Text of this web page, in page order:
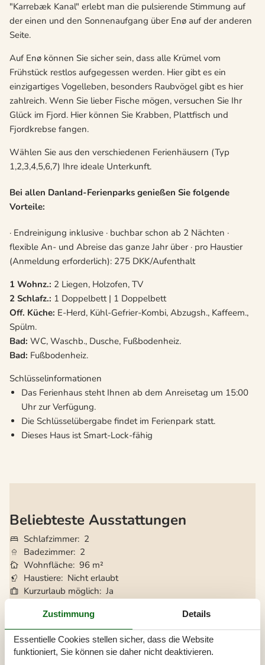
"Karrebæk Kanal" erlebt man die pulsierende Stimmung auf
der einen und den Sonnenaufgang über Enø auf der anderen
Seite.
Auf Enø können Sie sicher sein, dass alle Krümel vom
Frühstück restlos aufgegessen werden. Hier gibt es ein
einzigartiges Vogelleben, besonders Raubvögel gibt es hier
zahlreich. Wenn Sie lieber Fische mögen, versuchen Sie Ihr
Glück im Fjord. Hier können Sie Krabben, Plattfisch und
Fjordkrebse fangen.
Wählen Sie aus den verschiedenen Ferienhäusern (Typ
1,2,3,4,5,6,7) Ihre ideale Unterkunft.
Bei allen Danland-Ferienparks genießen Sie folgende
Vorteile:
· Endreinigung inklusive · buchbar schon ab 2 Nächten ·
flexible An- und Abreise das ganze Jahr über · pro Haustier
(Anmeldung erforderlich): 275 DKK/Aufenthalt
1 Wohnz.: 2 Liegen, Holzofen, TV
2 Schlafz.: 1 Doppelbett | 1 Doppelbett
Off. Küche: E-Herd, Kühl-Gefrier-Kombi, Abzugsh., Kaffeem.,
Spülm.
Bad: WC, Waschb., Dusche, Fußbodenheiz.
Bad: Fußbodenheiz.
Schlüsselinformationen
Das Ferienhaus steht Ihnen ab dem Anreisetag um 15:00
Uhr zur Verfügung.
Die Schlüsselübergabe findet im Ferienpark statt.
Dieses Haus ist Smart-Lock-fähig
Beliebteste Ausstattungen
Schlafzimmer 2
Badezimmer 2
Wohnfläche 96 m²
Haustiere Nicht erlaubt
Kurzurlaub möglich Ja
Kaminofen Ja
Geschirrspüler Ja
Nichtraucher Ja
Klimafreundlich
Ja
Zustimmung Details
Essentielle Cookies stellen sicher, dass die Website
funktioniert, Sie können sie daher nicht deaktivieren.